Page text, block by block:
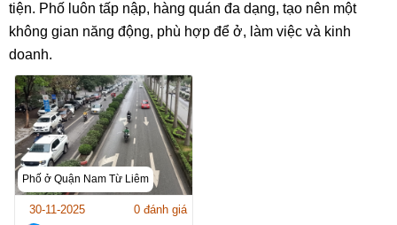
tiện. Phố luôn tấp nập, hàng quán đa dạng, tạo nên một
không gian năng động, phù hợp để ở, làm việc và kinh
doanh.
Phố ở Quận Nam Từ Liêm
30-11-2025 0 đánh giá